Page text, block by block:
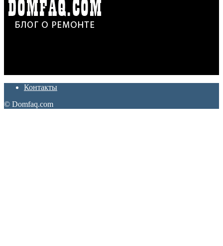
Контакты
© Domfaq.com